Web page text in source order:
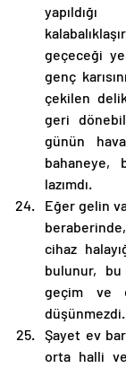
geçeceği
genç
çekilen
geri
günün
bahaneye,
lazımdı.
Eğer gelin
cihaz
bulunur,
geçim ve
düşünmezdi.
Şayet ev
orta halli